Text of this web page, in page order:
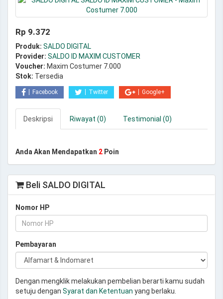
Rp 9.372
Produk: SALDO DIGITAL
Provider: SALDO ID MAXIM CUSTOMER
Voucher: Maxim Costumer 7.000
Stok: Tersedia
Facebook Twitter Google+
Deskripsi Riwayat (0) Testimonial (0)
Anda Akan Mendapatkan 2 Poin
Beli SALDO DIGITAL
Nomor HP
Pembayaran
Dengan mengklik melakukan pembelian berarti kamu sudah
setuju dengan Syarat dan Ketentuan yang berlaku.